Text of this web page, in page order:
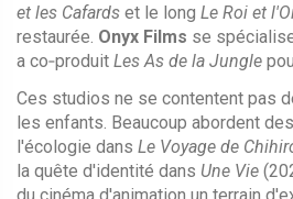
et les Cafards et le long Le Roi et
restaurée. Onyx Films se
a co‑produit Les As de la Jungle
Ces studios ne se contentent pas
les enfants. Beaucoup abordent
l'écologie dans Le Voyage de
la quête d'identité dans Une Vie